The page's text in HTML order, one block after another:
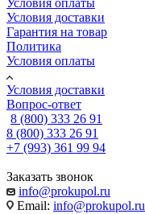
Условия оплаты
Условия доставки
Гарантия на товар
Политика
Условия оплаты
Условия доставки
Вопрос-ответ
8 (800) 333 26 91
8 (800) 333 26 91
+7 (993) 361 99 94
Заказать звонок
info@prokupol.ru
Email: info@prokupol.ru